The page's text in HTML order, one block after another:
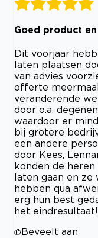
Goed product
Dit voorjaar
laten plaatsen
van advies
offerte
veranderende
door o.a.
waardoor er
bij grotere
een andere
door Kees,
konden de
laten gaan en ze
hebben qua
erg hun best
het
Beveelt aan